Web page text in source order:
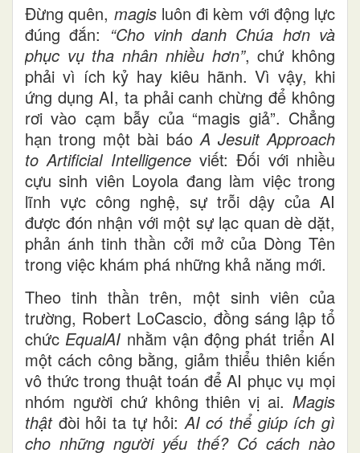
Đừng quên, magisluôn đi kèm với động lực
đúng đắn: “Cho vinh danh Chúa hơn và
phục vụ tha nhân nhiều hơn”, chứ không
phải vì ích kỷ hay kiêu hãnh. Vì vậy, khi
ứng dụng AI, ta phải canh chừng để không
rơi vào cạm bẫy của “magis giả”. Chẳng
hạn trong một bài báo A Jesuit Approach
to Artificial Intelligenceviết: Đối với nhiều
cựu sinh viên Loyola đang làm việc trong
lĩnh vực công nghệ, sự trỗi dậy của AI
được đón nhận với một sự lạc quan dè dặt,
phản ánh tinh thần cởi mở của Dòng Tên
trong việc khám phá những khả năng mới.
Theo tinh thần trên, một sinh viên của
trường, Robert LoCascio, đồng sáng lập tổ
chức EqualAI nhằm vận động phát triển AI
một cách công bằng, giảm thiểu thiên kiến
vô thức trong thuật toán để AI phục vụ mọi
nhóm người chứ không thiên vị ai. Magis
thậtđòi hỏi ta tự hỏi: AI có thể giúp ích gì
cho những người yếu thế? Có cách nào